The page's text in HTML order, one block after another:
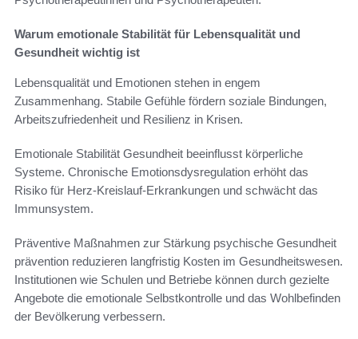
Warum emotionale Stabilität für Lebensqualität und
Gesundheit wichtig ist
Lebensqualität und Emotionen stehen in engem
Zusammenhang. Stabile Gefühle fördern soziale Bindungen,
Arbeitszufriedenheit und Resilienz in Krisen.
Emotionale Stabilität Gesundheit beeinflusst körperliche
Systeme. Chronische Emotionsdysregulation erhöht das
Risiko für Herz-Kreislauf-Erkrankungen und schwächt das
Immunsystem.
Präventive Maßnahmen zur Stärkung psychische Gesundheit
prävention reduzieren langfristig Kosten im Gesundheitswesen.
Institutionen wie Schulen und Betriebe können durch gezielte
Angebote die emotionale Selbstkontrolle und das Wohlbefinden
der Bevölkerung verbessern.